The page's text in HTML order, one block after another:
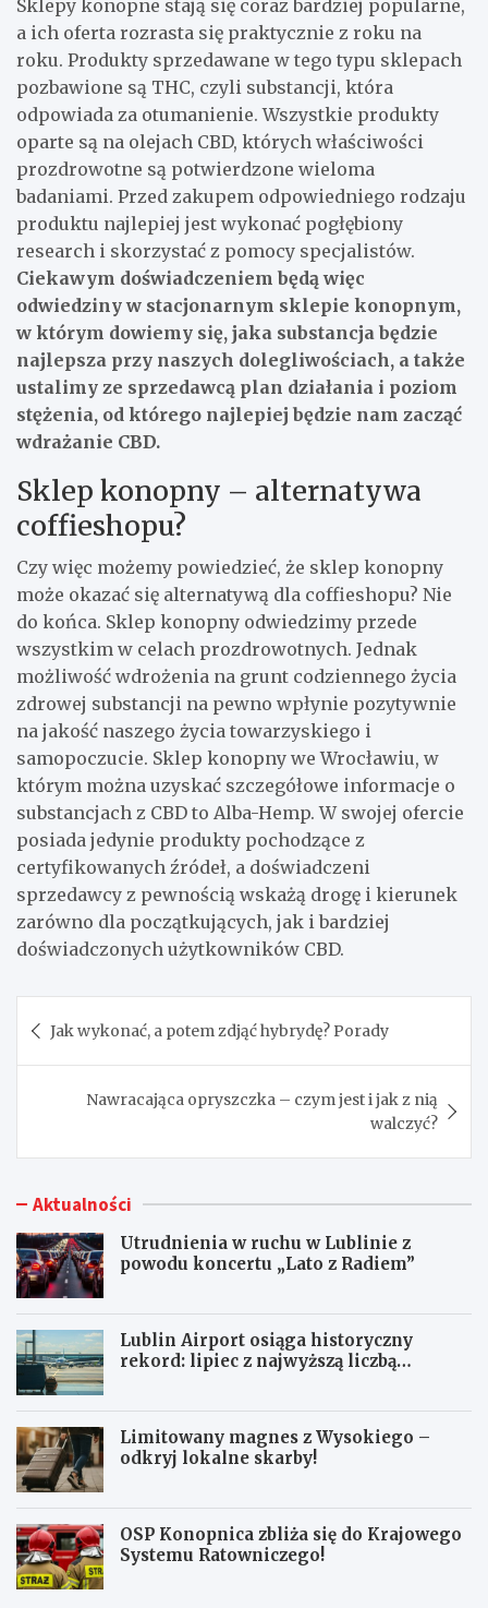
Sklepy konopne stają się coraz bardziej popularne,
a ich oferta rozrasta się praktycznie z roku na
roku. Produkty sprzedawane w tego typu sklepach
pozbawione są THC, czyli substancji, która
odpowiada za otumanienie. Wszystkie produkty
oparte są na olejach CBD, których właściwości
prozdrowotne są potwierdzone wieloma
badaniami. Przed zakupem odpowiedniego rodzaju
produktu najlepiej jest wykonać pogłębiony
research i skorzystać z pomocy specjalistów.
Ciekawym doświadczeniem będą więc
odwiedziny w stacjonarnym sklepie konopnym,
w którym dowiemy się, jaka substancja będzie
najlepsza przy naszych dolegliwościach, a także
ustalimy ze sprzedawcą plan działania i poziom
stężenia, od którego najlepiej będzie nam zacząć
wdrażanie CBD.
Sklep konopny – alternatywa
coffieshopu?
Czy więc możemy powiedzieć, że sklep konopny
może okazać się alternatywą dla coffieshopu? Nie
do końca. Sklep konopny odwiedzimy przede
wszystkim w celach prozdrowotnych. Jednak
możliwość wdrożenia na grunt codziennego życia
zdrowej substancji na pewno wpłynie pozytywnie
na jakość naszego życia towarzyskiego i
samopoczucie. Sklep konopny we Wrocławiu, w
którym można uzyskać szczegółowe informacje o
substancjach z CBD to Alba-Hemp. W swojej ofercie
posiada jedynie produkty pochodzące z
certyfikowanych źródeł, a doświadczeni
sprzedawcy z pewnością wskażą drogę i kierunek
zarówno dla początkujących, jak i bardziej
doświadczonych użytkowników CBD.
wpisu
Jak wykonać, a potem zdjąć hybrydę? Porady
Nawracająca opryszczka – czym jest i jak z nią
walczyć?
Aktualności
Utrudnienia w ruchu w Lublinie z
powodu koncertu „Lato z Radiem”
Lublin Airport osiąga historyczny
rekord: lipiec z najwyższą liczbą
Limitowany magnes z Wysokiego –
odkryj lokalne skarby!
OSP Konopnica zbliża się do Krajowego
Systemu Ratowniczego!
U
L